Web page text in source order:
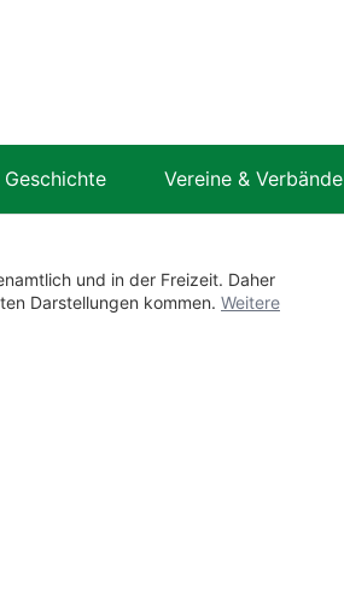
Geschichte Vereine & Verbände
und in der Freizeit. Daher
Darstellungen kommen. Weitere